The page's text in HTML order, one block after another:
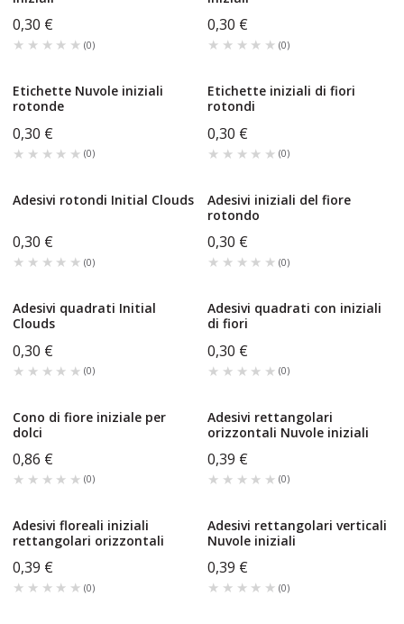
0,30 €
★★★★★
★★★★★ (0)
0,30 €
★★★★★
★★★★★ (0)
Etichette Nuvole iniziali
rotonde
0,30 €
★★★★★
★★★★★ (0)
Etichette iniziali di fiori
rotondi
0,30 €
★★★★★
★★★★★ (0)
Adesivi rotondi Initial Clouds
0,30 €
★★★★★
★★★★★ (0)
Adesivi iniziali del fiore
rotondo
0,30 €
★★★★★
★★★★★ (0)
Adesivi quadrati Initial
Clouds
0,30 €
★★★★★
★★★★★ (0)
Adesivi quadrati con iniziali
di fiori
0,30 €
★★★★★
★★★★★ (0)
Cono di fiore iniziale per
dolci
0,86 €
★★★★★
★★★★★ (0)
Adesivi rettangolari
orizzontali Nuvole iniziali
0,39 €
★★★★★
★★★★★ (0)
Adesivi floreali iniziali
rettangolari orizzontali
0,39 €
★★★★★
★★★★★ (0)
Adesivi rettangolari verticali
Nuvole iniziali
0,39 €
★★★★★
★★★★★ (0)